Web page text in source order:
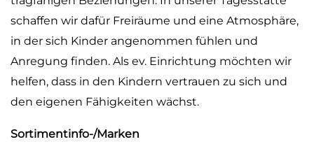
schaffen wir dafür Freiräume und eine Atmosphäre,
in der sich Kinder angenommen fühlen und
Anregung finden. Als ev. Einrichtung möchten wir
helfen, dass in den Kindern vertrauen zu sich und
den eigenen Fähigkeiten wächst.
Sortimentinfo-/Marken